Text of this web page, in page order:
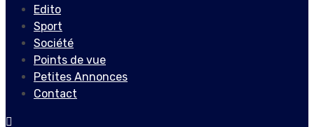
Edito
Sport
Société
Points de vue
Petites Annonces
Contact